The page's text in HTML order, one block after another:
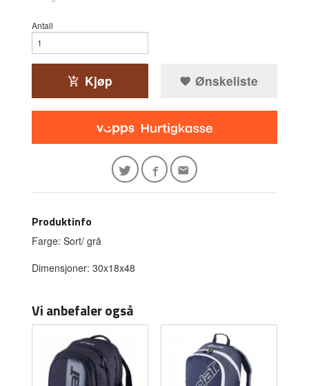
Antall
Kjøp Ønskeliste
Produktinfo
Farge: Sort/ grå
Dimensjoner: 30x18x48
Vi anbefaler også